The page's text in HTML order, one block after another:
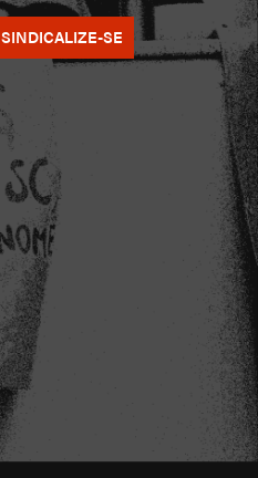
SINDICALIZE-SE